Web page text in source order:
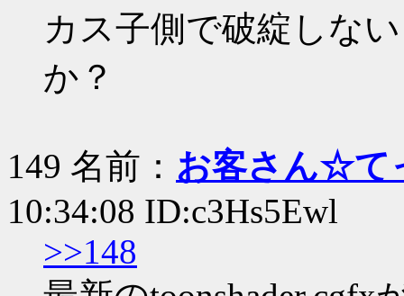
カス子側で破綻しな
か？
149 名前： お客さん☆て
10:34:08 ID:c3Hs5Ewl
>>148